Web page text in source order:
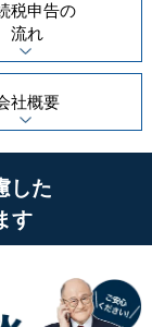
税申告の
流れ
社概要
した
す